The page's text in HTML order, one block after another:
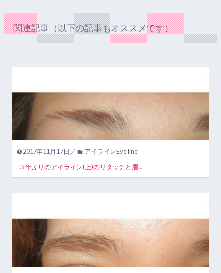
関連記事（以下の記事もオススメです）
2017年11月17日／
アイラインEye line
３年ぶりのアイライン(上)のリタッチと眉...